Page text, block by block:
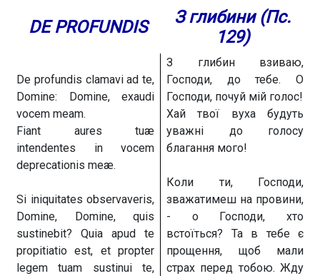
DE PROFUNDIS
З глибини (Пс.
129)
De profundis clamavi ad te,
Domine: Domine, exaudi
vocem meam.
Fiant aures tuæ
intendentes in vocem
deprecationis meæ.
Si iniquitates observaveris,
Domine, Domine, quis
sustinebit? Quia apud te
propitiatio est, et propter
legem tuam sustinui te,
З глибин взиваю,
Господи, до тебе. О
Господи, почуй мій голос!
Хай твої вуха будуть
уважні до голосу
благання мого!
Коли ти, Господи,
зважатимеш на провини,
- о Господи, хто
встоїться? Та в тебе є
прощення, щоб мали
страх перед тобою. Жду